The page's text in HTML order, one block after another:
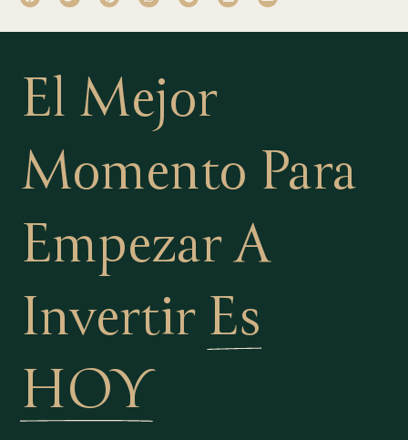
El Mejor
Momento Para
Empezar A
Invertir Es
HOY